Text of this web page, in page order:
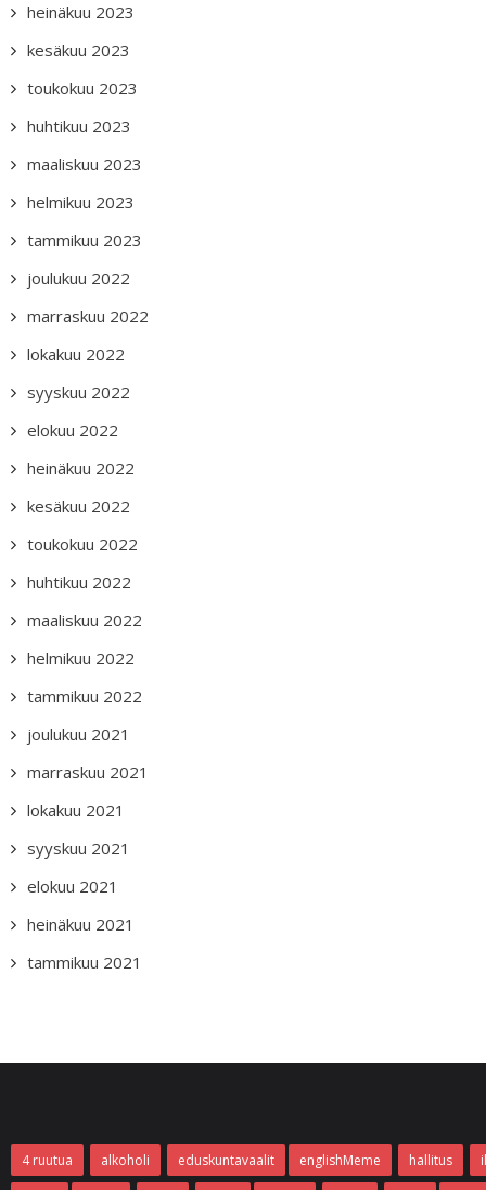
heinäkuu 2023
kesäkuu 2023
toukokuu 2023
huhtikuu 2023
maaliskuu 2023
helmikuu 2023
tammikuu 2023
joulukuu 2022
marraskuu 2022
lokakuu 2022
syyskuu 2022
elokuu 2022
heinäkuu 2022
kesäkuu 2022
toukokuu 2022
huhtikuu 2022
maaliskuu 2022
helmikuu 2022
tammikuu 2022
joulukuu 2021
marraskuu 2021
lokakuu 2021
syyskuu 2021
elokuu 2021
heinäkuu 2021
tammikuu 2021
4 ruutua alkoholi eduskuntavaalit englishMeme hallitus